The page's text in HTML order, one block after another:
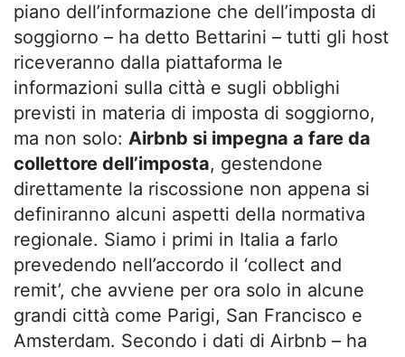
piano dell’informazione che dell’imposta di
soggiorno – ha detto Bettarini – tutti gli host
riceveranno dalla piattaforma le
informazioni sulla città e sugli obblighi
previsti in materia di imposta di soggiorno,
ma non solo: Airbnb si impegna a fare da
collettore dell’imposta, gestendone
direttamente la riscossione non appena si
definiranno alcuni aspetti della normativa
regionale. Siamo i primi in Italia a farlo
prevedendo nell’accordo il ‘collect and
remit’, che avviene per ora solo in alcune
grandi città come Parigi, San Francisco e
Amsterdam. Secondo i dati di Airbnb – ha